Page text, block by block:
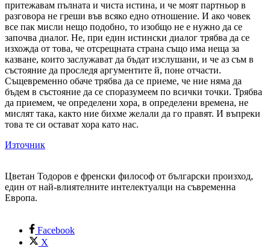
притежавам пълната и чиста истина, и че моят партньор в
разговора не греши във всяко едно отношение. И ако човек
все пак мисли нещо подобно, то изобщо не е нужно да се
започва диалог. Не, при един истински диалог трябва да се
изхожда от това, че отсрещната страна също има неща за
казване, които заслужават да бъдат изслушани, и че аз съм в
състояние да проследя аргументите й, поне отчасти.
Същевременно обаче трябва да се приеме, че ние няма да
бъдем в състояние да се споразумеем по всички точки. Трябва
да приемем, че определени хора, в определени времена, не
мислят така, както ние бихме желали да го правят. И въпреки
това те си остават хора като нас.
Източник
Цветан Тодоров е френски философ от български произход,
един от най-влиятелните интелектуалци на съвременна
Европа.
Facebook
X